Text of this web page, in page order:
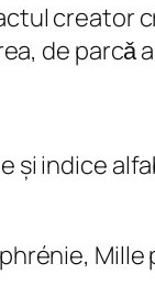
creator
de parcǎ
indice